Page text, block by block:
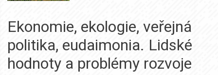
Ekonomie, ekologie, veřejná
politika, eudaimonia. Lidské
hodnoty a problémy rozvoje